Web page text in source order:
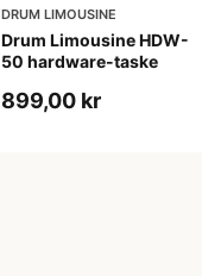
DRUM LIMOUSINE
Drum Limousine HDW-
50 hardware-taske
899,00 kr